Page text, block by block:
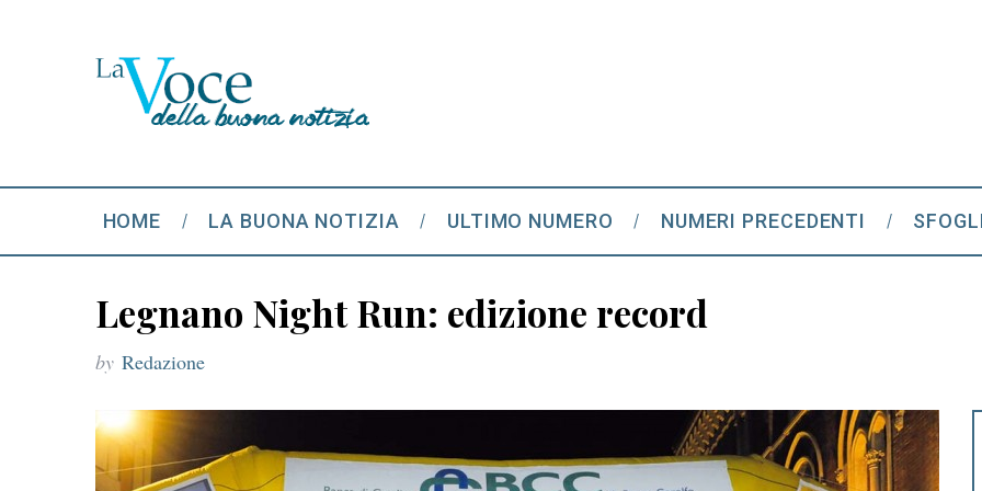
HOME LA BUONA NOTIZIA ULTIMO NUMERO NUMERI PRECEDENTI
Legnano Night Run: edizione record
by Redazione